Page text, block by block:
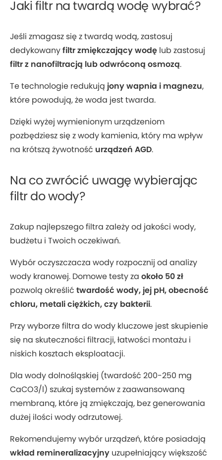
Jaki filtr na twardą wodę wybrać?
Jeśli zmagasz się z twardą wodą, zastosuj
dedykowanyfiltr zmiękczający wodę lub zastosuj
filtr z nanofiltracją lub odwróconą osmozą.
Te technologie redukują jony wapnia i magnezu,
które powodują, że woda jest twarda.
Dzięki wyżej wymienionym urządzeniom
pozbędziesz się z wody kamienia, który ma wpływ
na krótszą żywotność urządzeń AGD.
Na co zwrócić uwagę wybierając
filtr do wody?
Zakup najlepszego filtra zależy od jakości wody,
budżetu i Twoich oczekiwań.
Wybór oczyszczacza wody rozpocznij od analizy
wody kranowej. Domowe testy za około 50 zł
pozwolą określić twardość wody, jej pH, obecność
chloru, metali ciężkich, czy bakterii.
Przy wyborze filtra do wody kluczowe jest skupienie
się na skuteczności filtracji, łatwości montażu i
niskich kosztach eksploatacji.
Dla wody dolnośląskiej (twardość 200-250 mg
CaCO3/l) szukaj systemów z zaawansowaną
membraną, które ją zmiękczają, bez generowania
dużej ilości wody odrzutowej.
Rekomendujemy wybór urządzeń, które posiadają
wkład remineralizacyjny uzupełniający większość